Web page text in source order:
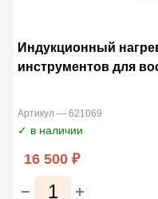
Индукционный
инструментов для
Артикул — 621069
✓ в наличии
16 500 ₽